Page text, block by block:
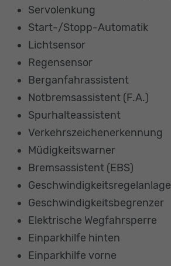
Servolenkung
Start-/Stopp-Automatik
Lichtsensor
Regensensor
Berganfahrassistent
Notbremsassistent (F.A.)
Spurhalteassistent
Verkehrszeichenerkennung
Müdigkeitswarner
Bremsassistent (EBS)
Geschwindigkeitsregelanlage
Geschwindigkeitsbegrenzer
Elektrische Wegfahrsperre
Einparkhilfe hinten
Einparkhilfe vorne